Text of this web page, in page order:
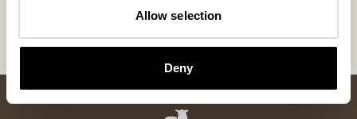
Allow selection
Deny
6/6 Tuotteet